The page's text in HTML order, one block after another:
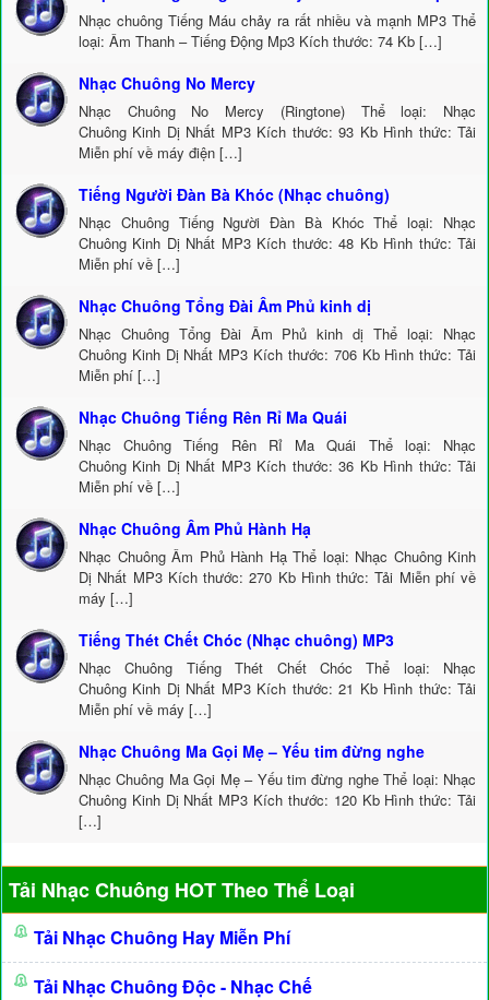
Nhạc chuông Tiếng Máu chảy ra rất nhiều và mạnh MP3 Thể
loại: Âm Thanh – Tiếng Động Mp3 Kích thước: 74 Kb […]
Nhạc Chuông No Mercy
Nhạc Chuông No Mercy (Ringtone) Thể loại: Nhạc
Chuông Kinh Dị Nhất MP3 Kích thước: 93 Kb Hình thức: Tải
Miễn phí về máy điện […]
Tiếng Người Đàn Bà Khóc (Nhạc chuông)
Nhạc Chuông Tiếng Người Đàn Bà Khóc Thể loại: Nhạc
Chuông Kinh Dị Nhất MP3 Kích thước: 48 Kb Hình thức: Tải
Miễn phí về […]
Nhạc Chuông Tổng Đài Âm Phủ kinh dị
Nhạc Chuông Tổng Đài Âm Phủ kinh dị Thể loại: Nhạc
Chuông Kinh Dị Nhất MP3 Kích thước: 706 Kb Hình thức: Tải
Miễn phí […]
Nhạc Chuông Tiếng Rên Rỉ Ma Quái
Nhạc Chuông Tiếng Rên Rỉ Ma Quái Thể loại: Nhạc
Chuông Kinh Dị Nhất MP3 Kích thước: 36 Kb Hình thức: Tải
Miễn phí về […]
Nhạc Chuông Âm Phủ Hành Hạ
Nhạc Chuông Âm Phủ Hành Hạ Thể loại: Nhạc Chuông Kinh
Dị Nhất MP3 Kích thước: 270 Kb Hình thức: Tải Miễn phí về
máy […]
Tiếng Thét Chết Chóc (Nhạc chuông) MP3
Nhạc Chuông Tiếng Thét Chết Chóc Thể loại: Nhạc
Chuông Kinh Dị Nhất MP3 Kích thước: 21 Kb Hình thức: Tải
Miễn phí về máy […]
Nhạc Chuông Ma Gọi Mẹ – Yếu tim đừng nghe
Nhạc Chuông Ma Gọi Mẹ – Yếu tim đừng nghe Thể loại: Nhạc
Chuông Kinh Dị Nhất MP3 Kích thước: 120 Kb Hình thức: Tải
[…]
Tải Nhạc Chuông HOT Theo Thể Loại
Tải Nhạc Chuông Hay Miễn Phí
Tải Nhạc Chuông Độc - Nhạc Chế